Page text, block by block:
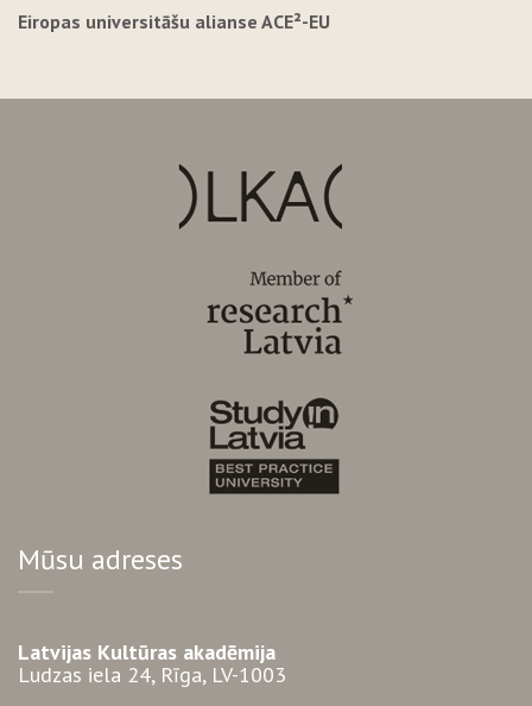
Eiropas universitāšu alianse ACE²-EU
Mūsu adreses
Latvijas Kultūras akadēmija
Ludzas iela 24, Rīga, LV-1003